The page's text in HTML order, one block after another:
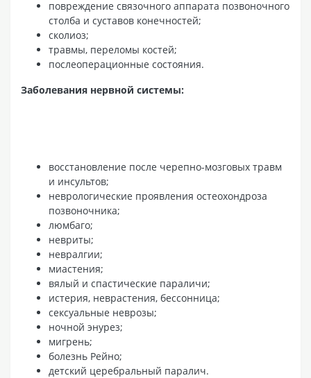
повреждение связочного аппарата позвоночного
столба и суставов конечностей;
сколиоз;
травмы, переломы костей;
послеоперационные состояния.
Заболевания нервной системы:
восстановление после черепно-мозговых травм
и инсультов;
неврологические проявления остеохондроза
позвоночника;
люмбаго;
невриты;
невралгии;
миастения;
вялый и спастические параличи;
истерия, неврастения, бессонница;
сексуальные неврозы;
ночной энурез;
мигрень;
болезнь Рейно;
детский церебральный паралич.